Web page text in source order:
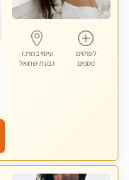
לפרטים
נוספים
עיסוי במרכז
גבעת שמואל